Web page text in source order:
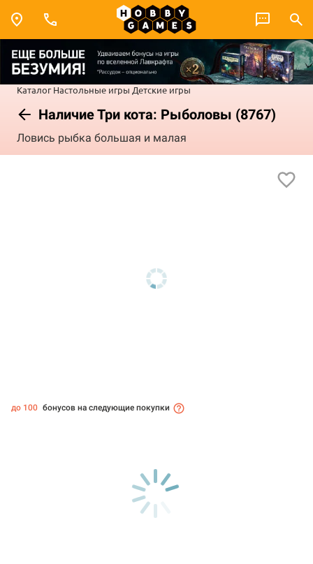
Каталог Настольные игры Детские игры
Наличие Три кота: Рыболовы (8767)
Ловись рыбка большая и малая
до 100 бонусов на следующие покупки